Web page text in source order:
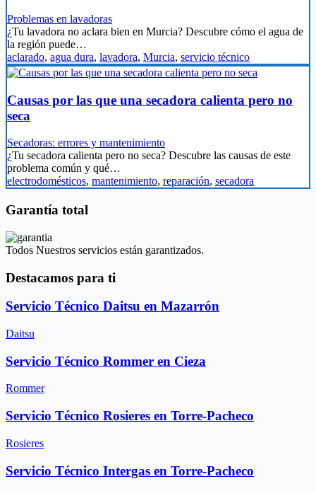
Problemas en lavadoras
¿Tu lavadora no aclara bien en Murcia? Descubre cómo el agua de
la región puede…
aclarado, agua dura, lavadora, Murcia, servicio técnico
Causas por las que una secadora calienta pero no
seca
Secadoras: errores y mantenimiento
¿Tu secadora calienta pero no seca? Descubre las causas de este
problema común y qué…
electrodomésticos, mantenimiento, reparación, secadora
Garantía total
Todos Nuestros servicios están garantizados.
Destacamos para ti
Servicio Técnico Daitsu en Mazarrón
Daitsu
Servicio Técnico Rommer en Cieza
Rommer
Servicio Técnico Rosieres en Torre-Pacheco
Rosieres
Servicio Técnico Intergas en Torre-Pacheco